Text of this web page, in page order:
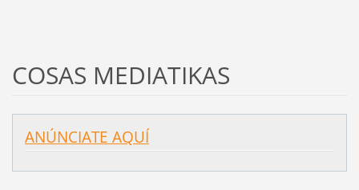
COSAS MEDIATIKAS
ANÚNCIATE AQUÍ